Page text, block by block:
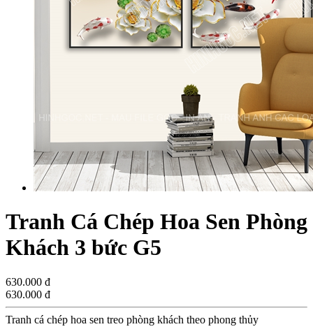
Tranh Cá Chép Hoa Sen Phòng
Khách 3 bức G5
630.000 đ
630.000 đ
Tranh cá chép hoa sen treo phòng khách theo phong thủy